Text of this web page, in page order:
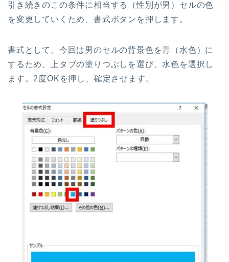
引き続きのこの条件に相当する（性別が男）セルの色
を変更していくため、書式ボタンを押します。
書式として、今回は男のセルの背景色を青（水色）に
するため、上タブの塗りつぶしを選び、水色を選択し
ます。2度OKを押し、確定させます。